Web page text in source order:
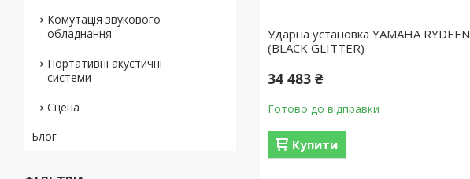
Ударна установка YAMAHA RYDEEN
(BLACK GLITTER)
34 483 ₴
Готово до відправки
Купити
Комутація звукового
обладнання
Портативні акустичні
системи
Сцена
Блог